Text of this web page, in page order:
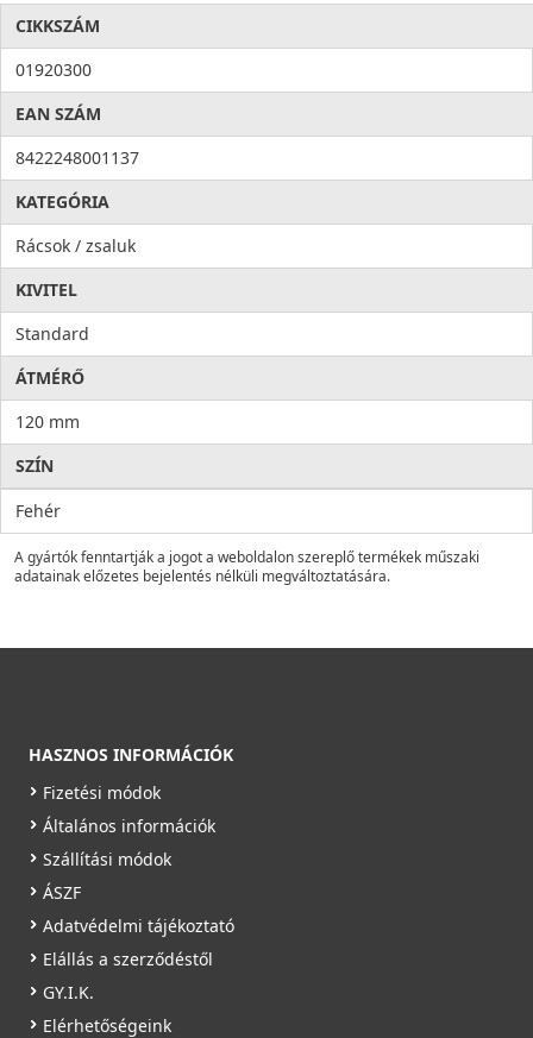
CIKKSZÁM
01920300
EAN SZÁM
8422248001137
KATEGÓRIA
Rácsok / zsaluk
KIVITEL
Standard
ÁTMÉRŐ
120 mm
SZÍN
Fehér
A gyártók fenntartják a jogot a weboldalon szereplő termékek műszaki
adatainak előzetes bejelentés nélküli megváltoztatására.
HASZNOS INFORMÁCIÓK
Fizetési módok
Általános információk
Szállítási módok
ÁSZF
Adatvédelmi tájékoztató
Elállás a szerződéstől
GY.I.K.
Elérhetőségeink